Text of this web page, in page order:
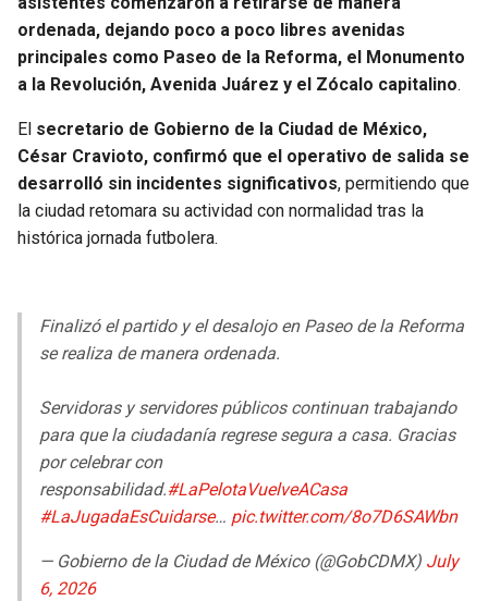
ordenada, dejando poco a poco libres avenidas
principales como Paseo de la Reforma, el Monumento
a la Revolución, Avenida Juárez y el Zócalo capitalino.
El secretario de Gobierno de la Ciudad de México,
César Cravioto, confirmó que el operativo de salida se
desarrolló sin incidentes significativos, permitiendo que
la ciudad retomara su actividad con normalidad tras la
histórica jornada futbolera.
Finalizó el partido y el desalojo en Paseo de la Reforma
se realiza de manera ordenada.
Servidoras y servidores públicos continuan trabajando
para que la ciudadanía regrese segura a casa. Gracias
por celebrar con
responsabilidad.#LaPelotaVuelveACasa
#LaJugadaEsCuidarse… pic.twitter.com/8o7D6SAWbn
— Gobierno de la Ciudad de México (@GobCDMX) July
6, 2026